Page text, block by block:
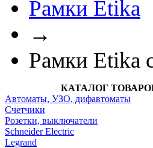
Рамки Etika
→
Рамки Etika
КАТАЛОГ
Автоматы, УЗО, дифавтоматы
Счетчики
Розетки, выключатели
Schneider Electric
Legrand